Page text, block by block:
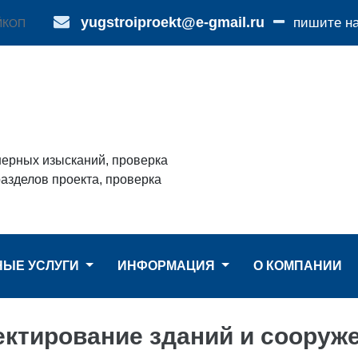
yugstroiproekt@e-gmail.ru пишите
изысканий, проверка
проекта, проверка
УСЛУГИ ИНФОРМАЦИЯ О КОМПАНИИ
зданий и